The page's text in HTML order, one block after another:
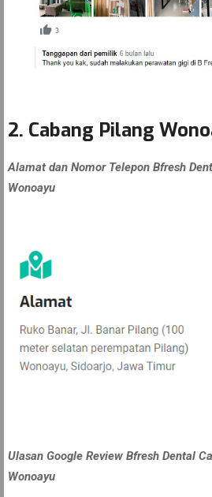
2. Cabang Pilang
Alamat dan Nomor Telepon Bfresh
Wonoayu
Ulasan Google Review Bfresh Dental
Wonoayu